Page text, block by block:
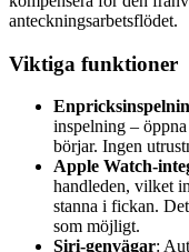
anteckningsarbetsflödet.
Viktiga funktioner
inspelning –
börjar. Ingen
Apple Watch-
handleden, vilket
stanna i fickan.
som möjligt.
Siri-genvägar: